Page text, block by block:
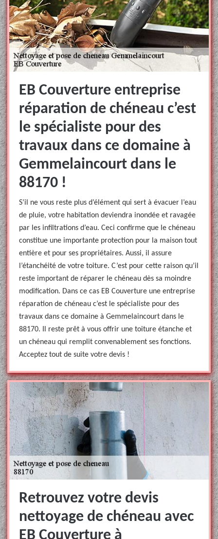
EB Couverture entreprise
réparation de chéneau c’est
le spécialiste pour des
travaux dans ce domaine à
Gemmelaincourt dans le
88170 !
S’il ne vous reste plus d’élément qui sert à évacuer l’eau
de pluie, votre habitation deviendra inondée et ravagée
par les infiltrations d’eau. Ceci confirme que le chéneau
constitue une importante protection pour la maison tout
entière et pour ses propriétaires. Aussi, il assure
l’étanchéité de votre toiture. C’est pour cette raison qu’il
reste important de réparer le chéneau dès sa moindre
modification. Dans ce cas EB Couverture une entreprise
réparation de chéneau c’est le spécialiste pour des
travaux dans ce domaine à Gemmelaincourt dans le
88170. Il reste prêt à vous offrir une toiture étanche et
un chéneau qui remplit convenablement ses fonctions.
Acceptez tout de suite votre devis !
Retrouvez votre devis
nettoyage de chéneau avec
EB Couverture à